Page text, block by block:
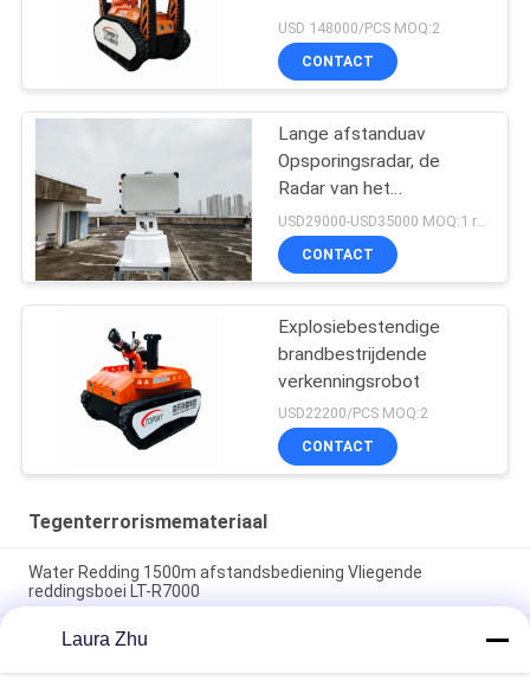
USD 148000/PCS MOQ:2
CONTACT
Lange afstanduav
Opsporingsradar, de
Radar van het
Hommeltoezicht
CONTACT
Explosiebestendige
brandbestrijdende
verkenningsrobot
USD22200/PCS MOQ:2
CONTACT
Tegenterrorismemateriaal
Water Redding 1500m afstandsbediening Vliegende
reddingsboei LT-R7000
Intrinsiek veilig laserafstandsmetingsinstrument voor
platen vereist en geïntegreerde telescoop
Laura Zhu